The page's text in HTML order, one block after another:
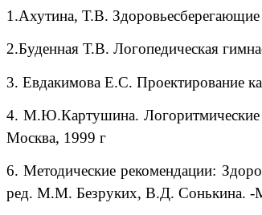
1.Ахутина, Т.В.
2.Буденная Т.В. Логопедическая
3. Евдакимова Е.С. Проектирование
4. М.Ю.Картушина. Логоритмические
Москва, 1999 г
6. Методические рекомендации:
ред. М.М. Безруких, В.Д. Сонькина. -